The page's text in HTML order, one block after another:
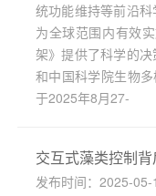
统功能维持等前沿
为全球范围内有效
架》提供了科学的
和中国科学院生物
于2025年8月27-
交互式藻类控制
发布时间：2025-05-